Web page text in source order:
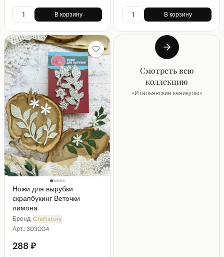
В корзину В корзину
Ножи для вырубки
скрапбукинг Веточки
лимона
Бренд:Craftstory
Арт.:303004
288 ₽
Смотреть всю
коллекцию
«Итальянские каникулы»